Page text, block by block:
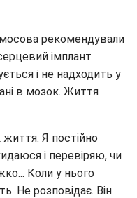
рекомендували
імплант
і не надходить у
ані в мозок. Життя
Я постійно
і перевіряю, чи
Коли у нього
Не розповідає. Він